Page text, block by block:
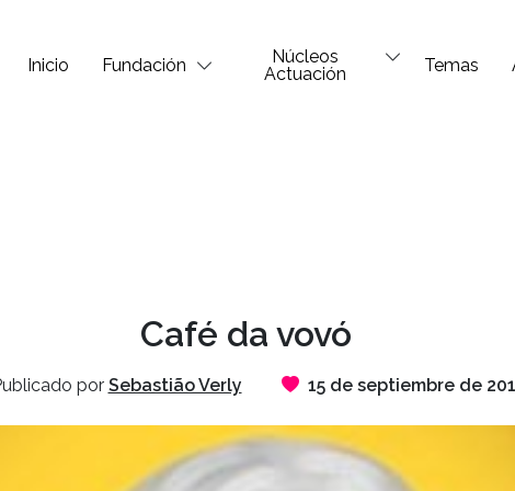
Inicio Fundación
Núcleos
Actuación
Temas
Café da vovó
por Sebastião Verly 15 de septiembre de